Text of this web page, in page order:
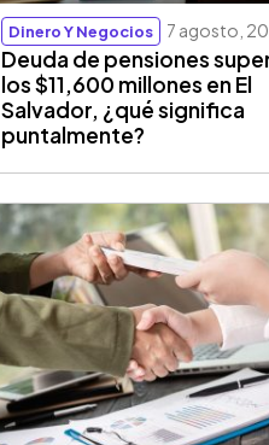
Dinero Y Negocios 7 agosto,
Deuda de pensiones
los $11,600 millones en El
Salvador, ¿qué significa
puntalmente?